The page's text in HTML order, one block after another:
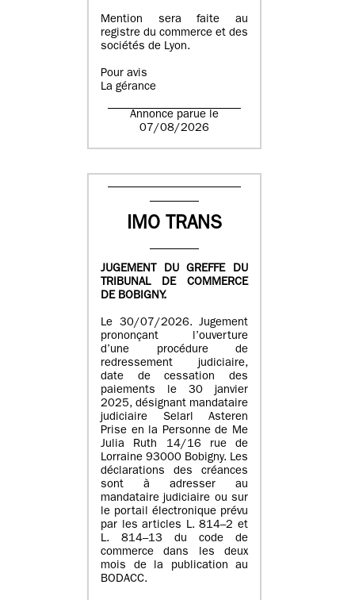
Mention sera faite au
registre du commerce et des
sociétés de Lyon.
Pour avis
La gérance
Annonce parue le
07/08/2026
IMO TRANS
JUGEMENT DU GREFFE DU
TRIBUNAL DE COMMERCE
DE BOBIGNY.
Le 30/07/2026. Jugement
prononçant l’ouverture
d’une procédure de
redressement judiciaire,
date de cessation des
paiements le 30 janvier
2025, désignant mandataire
judiciaire Selarl Asteren
Prise en la Personne de Me
Julia Ruth 14/16 rue de
Lorraine 93000 Bobigny. Les
déclarations des créances
sont à adresser au
mandataire judiciaire ou sur
le portail électronique prévu
par les articles L. 814–2 et
L. 814–13 du code de
commerce dans les deux
mois de la publication au
BODACC.